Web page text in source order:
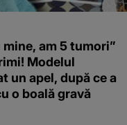
am 5 tumori”
Modelul
un apel, după ce a
o boală gravă